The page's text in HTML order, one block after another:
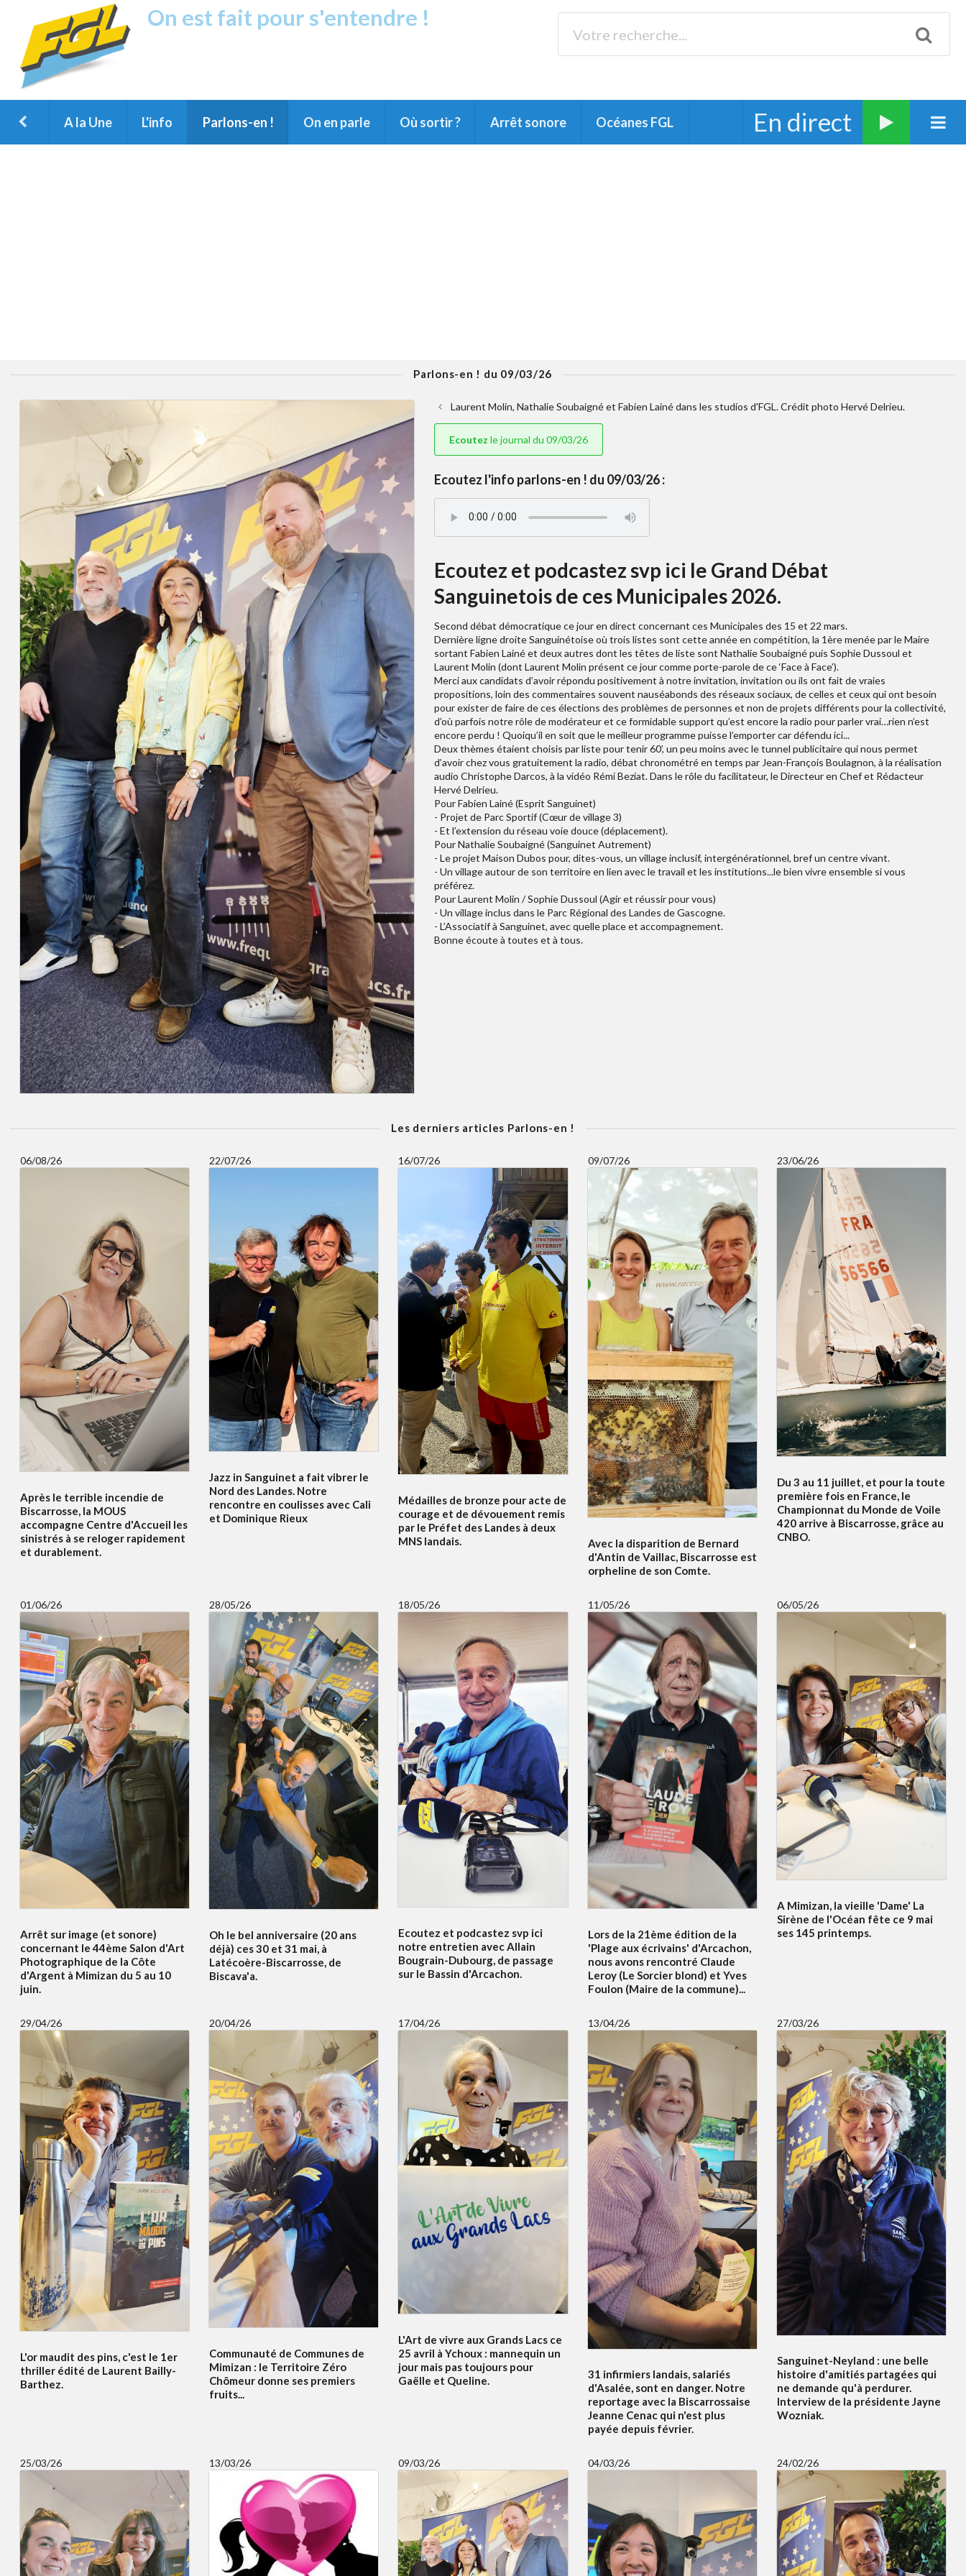
On est fait pour s'entendre !
A la Une L'info Parlons-en ! On en parle Où sortir ? Arrêt sonore Océanes FGL En direct
Parlons-en ! du 09/03/26
Laurent Molin, Nathalie Soubaigné et Fabien Lainé dans les studios d'FGL. Crédit photo Hervé Delrieu.
Ecoutez le journal du 09/03/26
Ecoutez l'info parlons-en ! du 09/03/26 :
Ecoutez et podcastez svp ici le Grand Débat
Sanguinetois de ces Municipales 2026.
Second débat démocratique ce jour en direct concernant ces Municipales des 15 et 22 mars.
Dernière ligne droite Sanguinétoise où trois listes sont cette année en compétition, la 1ère menée par le Maire
sortant Fabien Lainé et deux autres dont les têtes de liste sont Nathalie Soubaigné puis Sophie Dussoul et
Laurent Molin (dont Laurent Molin présent ce jour comme porte-parole de ce ‘Face à Face’).
Merci aux candidats d’avoir répondu positivement à notre invitation, invitation ou ils ont fait de vraies
propositions, loin des commentaires souvent nauséabonds des réseaux sociaux, de celles et ceux qui ont besoin
pour exister de faire de ces élections des problèmes de personnes et non de projets différents pour la collectivité,
d’où parfois notre rôle de modérateur et ce formidable support qu’est encore la radio pour parler vrai…rien n’est
encore perdu ! Quoiqu’il en soit que le meilleur programme puisse l’emporter car défendu ici...
Deux thèmes étaient choisis par liste pour tenir 60’, un peu moins avec le tunnel publicitaire qui nous permet
d’avoir chez vous gratuitement la radio, débat chronométré en temps par Jean-François Boulagnon, à la réalisation
audio Christophe Darcos, à la vidéo Rémi Beziat. Dans le rôle du facilitateur, le Directeur en Chef et Rédacteur
Hervé Delrieu.
Pour Fabien Lainé (Esprit Sanguinet)
- Projet de Parc Sportif (Cœur de village 3)
- Et l’extension du réseau voie douce (déplacement).
Pour Nathalie Soubaigné (Sanguinet Autrement)
- Le projet Maison Dubos pour, dites-vous, un village inclusif, intergénérationnel, bref un centre vivant.
- Un village autour de son territoire en lien avec le travail et les institutions...le bien vivre ensemble si vous
préférez.
Pour Laurent Molin / Sophie Dussoul (Agir et réussir pour vous)
- Un village inclus dans le Parc Régional des Landes de Gascogne.
- L’Associatif à Sanguinet, avec quelle place et accompagnement.
Bonne écoute à toutes et à tous.
Les derniers articles Parlons-en !
06/08/26
Après le terrible incendie de
Biscarrosse, la MOUS
accompagne Centre d'Accueil les
sinistrés à se reloger rapidement
et durablement.
22/07/26
Jazz in Sanguinet a fait vibrer le
Nord des Landes. Notre
rencontre en coulisses avec Cali
et Dominique Rieux
16/07/26
Médailles de bronze pour acte de
courage et de dévouement remis
par le Préfet des Landes à deux
MNS landais.
09/07/26
Avec la disparition de Bernard
d'Antin de Vaillac, Biscarrosse est
orpheline de son Comte.
23/06/26
Du 3 au 11 juillet, et pour la toute
première fois en France, le
Championnat du Monde de Voile
420 arrive à Biscarrosse, grâce au
CNBO.
01/06/26
Arrêt sur image (et sonore)
concernant le 44ème Salon d'Art
Photographique de la Côte
d'Argent à Mimizan du 5 au 10
juin.
28/05/26
Oh le bel anniversaire (20 ans
déjà) ces 30 et 31 mai, à
Latécoère-Biscarrosse, de
Biscava'a.
18/05/26
Ecoutez et podcastez svp ici
notre entretien avec Allain
Bougrain-Dubourg, de passage
sur le Bassin d'Arcachon.
11/05/26
Lors de la 21ème édition de la
'Plage aux écrivains' d'Arcachon,
nous avons rencontré Claude
Leroy (Le Sorcier blond) et Yves
Foulon (Maire de la commune)...
06/05/26
A Mimizan, la vieille 'Dame' La
Sirène de l'Océan fête ce 9 mai
ses 145 printemps.
29/04/26
L'or maudit des pins, c'est le 1er
thriller édité de Laurent Bailly-
Barthez.
20/04/26
Communauté de Communes de
Mimizan : le Territoire Zéro
Chômeur donne ses premiers
fruits...
17/04/26
L'Art de vivre aux Grands Lacs ce
25 avril à Ychoux : mannequin un
jour mais pas toujours pour
Gaëlle et Queline.
13/04/26
31 infirmiers landais, salariés
d'Asalée, sont en danger. Notre
reportage avec la Biscarrossaise
Jeanne Cenac qui n'est plus
payée depuis février.
27/03/26
Sanguinet-Neyland : une belle
histoire d'amitiés partagées qui
ne demande qu'à perdurer.
Interview de la présidente Jayne
Wozniak.
25/03/26 13/03/26 09/03/26 04/03/26 24/02/26